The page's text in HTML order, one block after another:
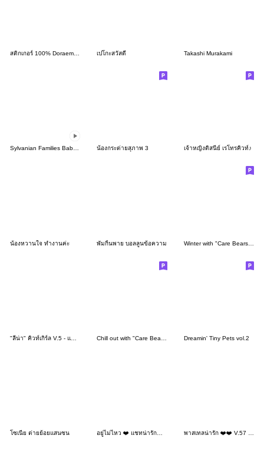
เปโกะสวัสดี Takashi Murakami
Sylvanian Families Baby Moving Sticker น้องกระต่ายสุภาพ 3 เจ้าหญิงดิสนีย์ เรโทรคิวท์♪
น้องหวานใจ ทำงานค่ะ พัมกิ้นพาย บอลลูนข้อความ Winter with "Care Bears" TH
Dreamin' Tiny Pets vol.2
โซเนีย ต่ายย้อยแสนซน อยู่ไม่ไหว ❤️ แชทน่ารักทำงาน พาสเทลน่ารัก ❤️❤️ V.57 สีรุ้ง